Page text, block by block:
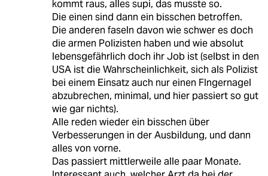
kommt raus, alles supi, das musste so.
Die einen sind dann ein bisschen betroffen.
Die anderen faseln davon wie schwer es doch
die armen Polizisten haben und wie absolut
lebensgefährlich doch ihr Job ist (selbst in den
USA ist die Wahrscheinlichkeit, sich als Polizist
bei einem Einsatz auch nur einen FIngernagel
abzubrechen, minimal, und hier passiert so gut
wie gar nichts).
Alle reden wieder ein bisschen über
Verbesserungen in der Ausbildung, und dann
alles von vorne.
Das passiert mittlerweile alle paar Monate.